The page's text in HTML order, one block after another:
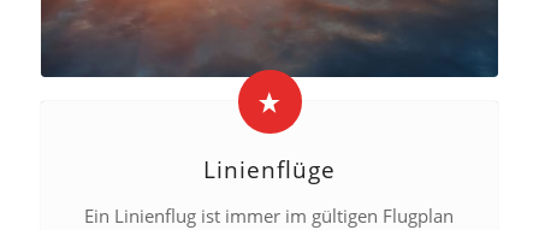
Linienflüge
Ein Linienflug ist immer im gültigen Flugplan